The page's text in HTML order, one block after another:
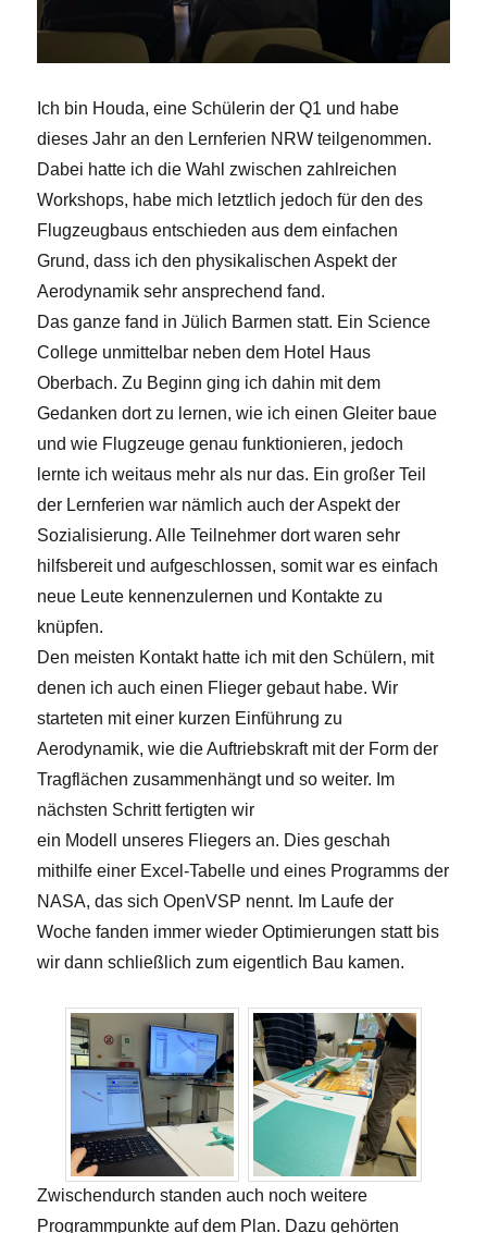
Ich bin Houda, eine Schülerin der Q1 und habe
dieses Jahr an den Lernferien NRW teilgenommen.
Dabei hatte ich die Wahl zwischen zahlreichen
Workshops, habe mich letztlich jedoch für den des
Flugzeugbaus entschieden aus dem einfachen
Grund, dass ich den physikalischen Aspekt der
Aerodynamik sehr ansprechend fand.
Das ganze fand in Jülich Barmen statt. Ein Science
College unmittelbar neben dem Hotel Haus
Oberbach. Zu Beginn ging ich dahin mit dem
Gedanken dort zu lernen, wie ich einen Gleiter baue
und wie Flugzeuge genau funktionieren, jedoch
lernte ich weitaus mehr als nur das. Ein großer Teil
der Lernferien war nämlich auch der Aspekt der
Sozialisierung. Alle Teilnehmer dort waren sehr
hilfsbereit und aufgeschlossen, somit war es einfach
neue Leute kennenzulernen und Kontakte zu
knüpfen.
Den meisten Kontakt hatte ich mit den Schülern, mit
denen ich auch einen Flieger gebaut habe. Wir
starteten mit einer kurzen Einführung zu
Aerodynamik, wie die Auftriebskraft mit der Form der
Tragflächen zusammenhängt und so weiter. Im
nächsten Schritt fertigten wir
ein Modell unseres Fliegers an. Dies geschah
mithilfe einer Excel-Tabelle und eines Programms der
NASA, das sich OpenVSP nennt. Im Laufe der
Woche fanden immer wieder Optimierungen statt bis
wir dann schließlich zum eigentlich Bau kamen.
Zwischendurch standen auch noch weitere
Programmpunkte auf dem Plan. Dazu gehörten